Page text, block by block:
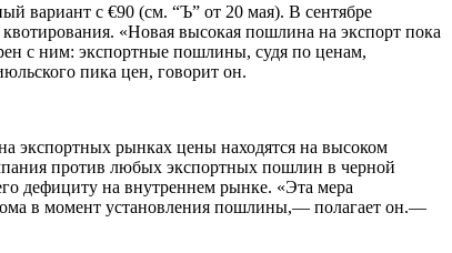
вариант с €90 (см. “Ъ” от 20 мая). В сентябре
«Новая высокая пошлина на экспорт пока
с ним: экспортные пошлины, судя по ценам,
пика цен, говорит он.
экспортных рынках цены находятся на высоком
против любых экспортных пошлин в черной
дефициту на внутреннем рынке. «Эта мера
в момент установления пошлины,— полагает он.—